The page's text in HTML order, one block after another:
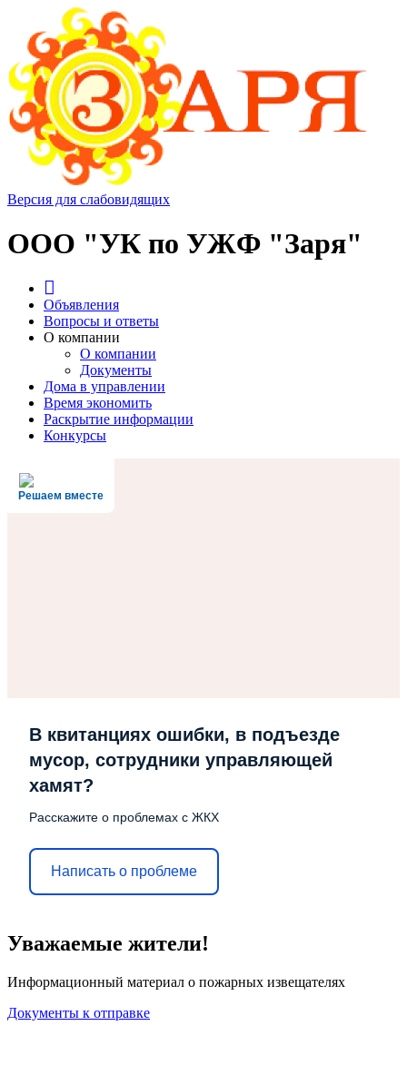
Версия для слабовидящих
ООО "УК по УЖФ "Заря"
Объявления
Вопросы и ответы
О компании
О компании
Документы
Дома в управлении
Время экономить
Раскрытие информации
Конкурсы
Решаем вместе
В квитанциях ошибки, в подъезде
мусор, сотрудники управляющей
хамят?
Расскажите о проблемах с ЖКХ
Написать о проблеме
Уважаемые жители!
Информационный материал о пожарных извещателях
Документы к отправке